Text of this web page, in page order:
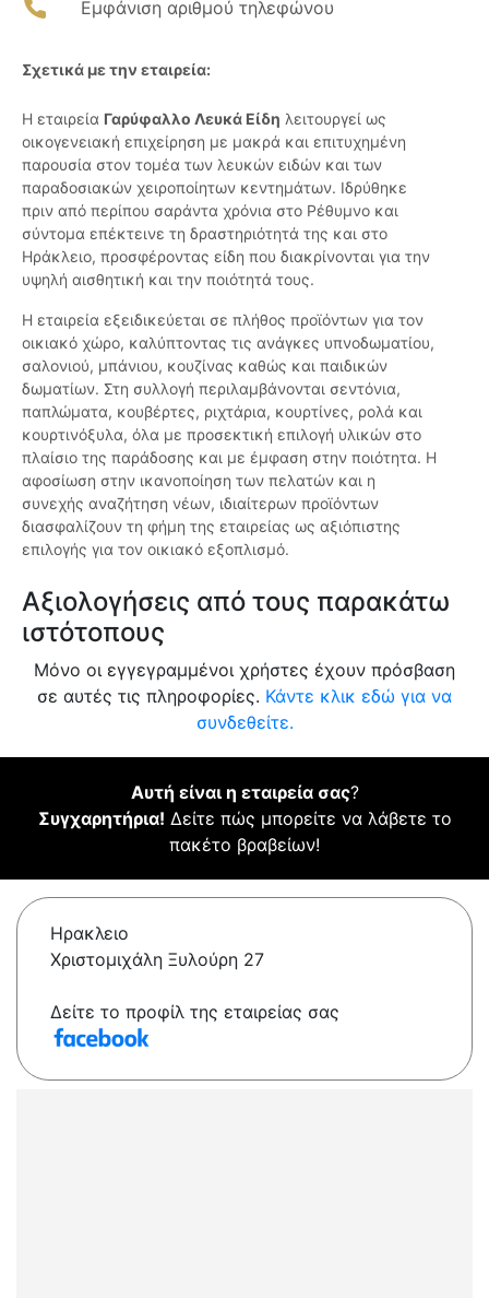
Εμφάνιση αριθμού τηλεφώνου
Σχετικά με την εταιρεία:
Η εταιρεία Γαρύφαλλο Λευκά Είδη λειτουργεί ως
οικογενειακή επιχείρηση με μακρά και επιτυχημένη
παρουσία στον τομέα των λευκών ειδών και των
παραδοσιακών χειροποίητων κεντημάτων. Ιδρύθηκε
πριν από περίπου σαράντα χρόνια στο Ρέθυμνο και
σύντομα επέκτεινε τη δραστηριότητά της και στο
Ηράκλειο, προσφέροντας είδη που διακρίνονται για την
υψηλή αισθητική και την ποιότητά τους.
Η εταιρεία εξειδικεύεται σε πλήθος προϊόντων για τον
οικιακό χώρο, καλύπτοντας τις ανάγκες υπνοδωματίου,
σαλονιού, μπάνιου, κουζίνας καθώς και παιδικών
δωματίων. Στη συλλογή περιλαμβάνονται σεντόνια,
παπλώματα, κουβέρτες, ριχτάρια, κουρτίνες, ρολά και
κουρτινόξυλα, όλα με προσεκτική επιλογή υλικών στο
πλαίσιο της παράδοσης και με έμφαση στην ποιότητα. Η
αφοσίωση στην ικανοποίηση των πελατών και η
συνεχής αναζήτηση νέων, ιδιαίτερων προϊόντων
διασφαλίζουν τη φήμη της εταιρείας ως αξιόπιστης
επιλογής για τον οικιακό εξοπλισμό.
Αξιολογήσεις από τους παρακάτω
ιστότοπους
Μόνο οι εγγεγραμμένοι χρήστες έχουν πρόσβαση
σε αυτές τις πληροφορίες. Κάντε κλικ εδώ για να
συνδεθείτε.
Αυτή είναι η εταιρεία σας?
Συγχαρητήρια! Δείτε πώς μπορείτε να λάβετε το
πακέτο βραβείων!
Ηρακλειο
Χριστομιχάλη Ξυλούρη 27
Δείτε το προφίλ της εταιρείας σας